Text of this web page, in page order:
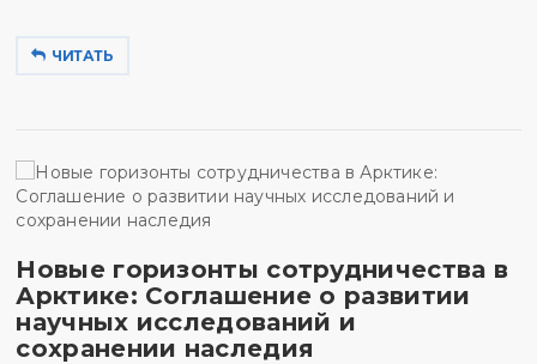
ЧИТАТЬ
Новые горизонты сотрудничества в
Арктике: Соглашение о развитии
научных исследований и
сохранении наследия